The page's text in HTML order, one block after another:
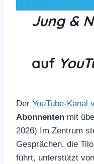
Jung &
auf
Der YouTube-Kanal
Abonnenten mit
2026) Im Zentrum
Gesprächen, die
führt, unterstützt